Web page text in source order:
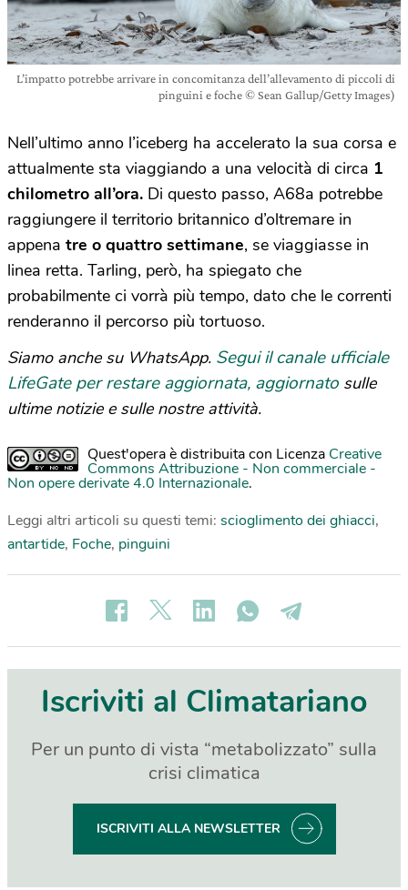
L’impatto potrebbe arrivare in concomitanza dell’allevamento di piccoli di
pinguini e foche © Sean Gallup/Getty Images)
Nell’ultimo anno l’iceberg ha accelerato la sua corsa e
attualmente sta viaggiando a una velocità di circa 1
chilometro all’ora. Di questo passo, A68a potrebbe
raggiungere il territorio britannico d’oltremare in
appena tre o quattro settimane, se viaggiasse in
linea retta. Tarling, però, ha spiegato che
probabilmente ci vorrà più tempo, dato che le correnti
renderanno il percorso più tortuoso.
Siamo anche su WhatsApp. Segui il canale ufficiale
LifeGate per restare aggiornata, aggiornato sulle
ultime notizie e sulle nostre attività.
Quest'opera è distribuita con Licenza Creative
Commons Attribuzione - Non commerciale -
Non opere derivate 4.0 Internazionale.
Leggi altri articoli su questi temi: scioglimento dei ghiacci,
antartide, Foche, pinguini
Iscriviti al Climatariano
Per un punto di vista “metabolizzato” sulla
crisi climatica
ISCRIVITI ALLA NEWSLETTER